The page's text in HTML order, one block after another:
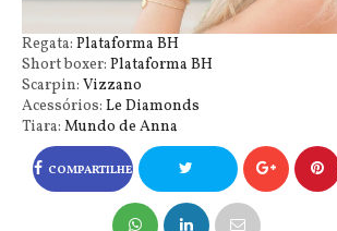
Regata: Plataforma BH
Short boxer: Plataforma BH
Scarpin: Vizzano
Acessórios: Le Diamonds
Tiara: Mundo de Anna
COMPARTILHE
NO FACEBOOK COMPARTILHE